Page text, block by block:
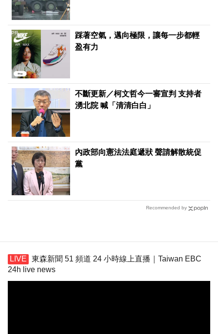
踩著空氣，邁向極限，讓每一步都輕
盈有力
PR
不斷更新／柯文哲今一審宣判 支持者
湧北院 喊「清清白白」
內政部向憲法法庭遞狀 聲請解散統促
黨
Recommended by
東森新聞 51 頻道 24 小時線上直播｜Taiwan EBC
24h live news